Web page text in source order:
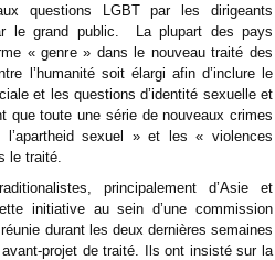
questions LGBT par les dirigeants
le grand public. La plupart des pays
« genre » dans le nouveau traité des
l’humanité soit élargi afin d’inclure le
et les questions d’identité sexuelle et
que toute une série de nouveaux crimes
sexuel » et les « violences
le traité.
principalement d’Asie et
initiative au sein d’une commission
durant les deux dernières semaines
projet de traité. Ils ont insisté sur la